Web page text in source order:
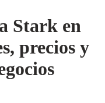
Stark en
precios y